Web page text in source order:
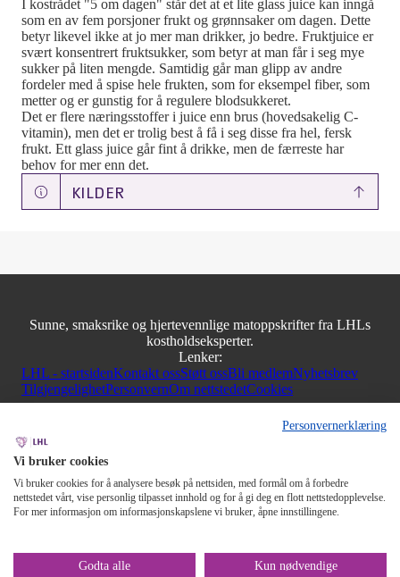
I kostrådet "5 om dagen" står det at et lite glass juice kan inngå
som en av fem porsjoner frukt og grønnsaker om dagen. Dette
betyr likevel ikke at jo mer man drikker, jo bedre. Fruktjuice er
svært konsentrert fruktsukker, som betyr at man får i seg mye
sukker på liten mengde. Samtidig går man glipp av andre
fordeler med å spise hele frukten, som for eksempel fiber, som
metter og er gunstig for å regulere blodsukkeret.
Det er flere næringsstoffer i juice enn brus (hovedsakelig C-
vitamin), men det er trolig best å få i seg disse fra hel, fersk
frukt. Ett glass juice går fint å drikke, men de færreste har
behov for mer enn det.
KILDER
Sunne, smaksrike og hjertevennlige matoppskrifter fra LHLs
kostholdseksperter.
Lenker:
LHL - startsidenKontakt ossStøtt ossBli medlemNyhetsbrev
TilgjengelighetPersonvernOm nettstedetCookies
Personvernerklæring
Vi bruker cookies
Vi bruker cookies for å analysere besøk på nettsiden, med formål om å forbedre
nettstedet vårt, vise personlig tilpasset innhold og for å gi deg en flott nettstedopplevelse.
For mer informasjon om informasjonskapslene vi bruker, åpne innstillingene.
Godta alle Kun nødvendige